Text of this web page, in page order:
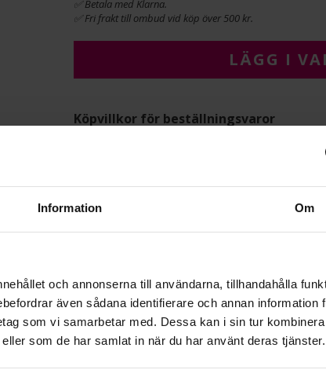
Information Om
och annonserna till användarna, tillhandahålla
även sådana identifierare och annan information
som vi samarbetar med. Dessa kan i sin tur
som de har samlat in när du har använt deras tjänster.
✅ Betala med Klarna.
✅ Fri frakt till ombud vid köp över 500 kr.
LÄGG I
Köpvillkor för beställningsvaror
Öppet köp, ångerrätt och bytesrätt
Albrekts by Schalins samt graverade
beställningsvaror. Läs mer om ångerrätt
LÄNGD CA (CM)
12.1
MATERIAL
Äkta silver
DETALJER
Design Carl